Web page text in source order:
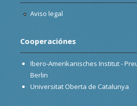
Aviso legal
Cooperaciónes
Ibero-Amerikanisches Institut -
Berlin
Universitat Oberta de Catalunya